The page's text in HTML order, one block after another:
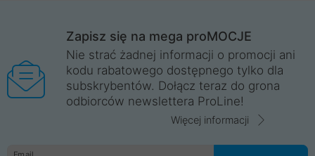
Wrocław, Poznań, Legnica, Katowice, Gliwice, Kalisz, Bytom,
Trzebnica, Opole. Szybka i profesjonalna obsługa!
ProLine to polska firma ze 100% polskim kapitałem. Działamy
legalnie i płacimy podatki w naszym kraju! Posiadamy siedzibę
główną w Mirkowie oraz salony na terenie kraju. Cała
komunikacja ze sklepem komputerowym ProLine jest
danych osobowych. Dlatego zakup notebooka albo laptopa w
Zapisz się na mega proMOCJE
Nie strać żadnej informacji o promocji ani
kodu rabatowego dostępnego tylko dla
subskrybentów. Dołącz teraz do grona
odbiorców newslettera ProLine!
Więcej informacji